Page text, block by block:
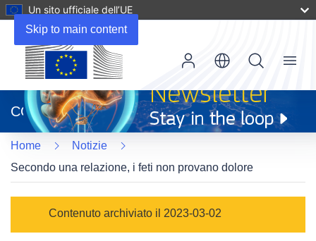
Skip to main content
Un sito ufficiale dell’UE
apre
in
una
nuova
finestra)
CORDIS
Menu
Home
Notizie
Secondo una relazione, i feti non provano dolore
Category
Contenuto archiviato il 2023-03-02